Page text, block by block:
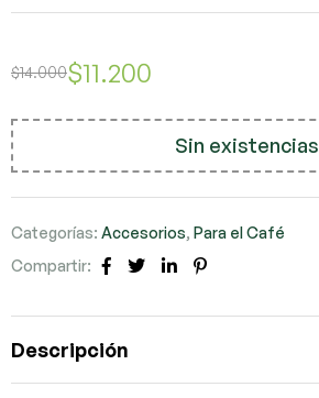
$14.000$11.200
Sin existencias
Categorías: Accesorios, Para el Café
Compartir:
Facebook
TwitterLinkedIn
Descripción